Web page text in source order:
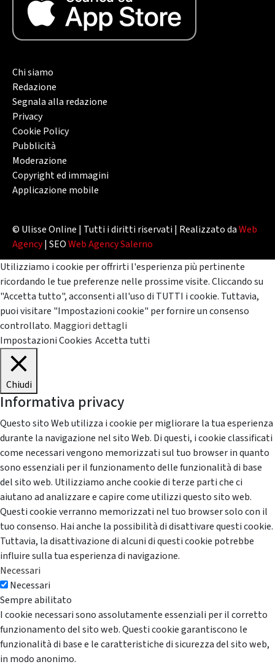
Chi siamo
Redazione
Segnala alla redazione
Privacy
Cookie Policy
Pubblicità
Moderazione
Copyright ed immagini
Applicazione mobile
© Ulisse Online | Tutti i diritti riservati | Realizzato daWeb
Agency| SEOWeb Agency Salerno
Utilizziamo i cookie per offrirti l'esperienza più pertinente
ricordando le tue preferenze nelle prossime visite. Cliccando su
"Accetta tutto", acconsenti all'uso di TUTTI i cookie. Tuttavia,
puoi visitare "Impostazioni cookie" per fornire un consenso
controllato. Maggiori dettagli
Impostazioni Cookies Accetta tutti
Chiudi
Informativa privacy
Questo sito Web utilizza i cookie per migliorare la tua esperienza
durante la navigazione nel sito Web. Di questi, i cookie classificati
come necessari vengono memorizzati sul tuo browser in quanto
sono essenziali per il funzionamento delle funzionalità di base
del sito web. Utilizziamo anche cookie di terze parti che ci
aiutano ad analizzare e capire come utilizzi questo sito web.
Questi cookie verranno memorizzati nel tuo browser solo con il
tuo consenso. Hai anche la possibilità di disattivare questi cookie.
Tuttavia, la disattivazione di alcuni di questi cookie potrebbe
influire sulla tua esperienza di navigazione.
Necessari
Necessari
Sempre abilitato
I cookie necessari sono assolutamente essenziali per il corretto
funzionamento del sito web. Questi cookie garantiscono le
funzionalità di base e le caratteristiche di sicurezza del sito web,
in modo anonimo.